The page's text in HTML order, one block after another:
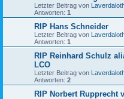
Letzter Beitrag von
Antworten: 1
RIP Hans Schneider
Letzter Beitrag von
Antworten: 1
RIP Reinhard Schulz
LCO
Letzter Beitrag von
Antworten: 2
RIP Norbert Rupprecht